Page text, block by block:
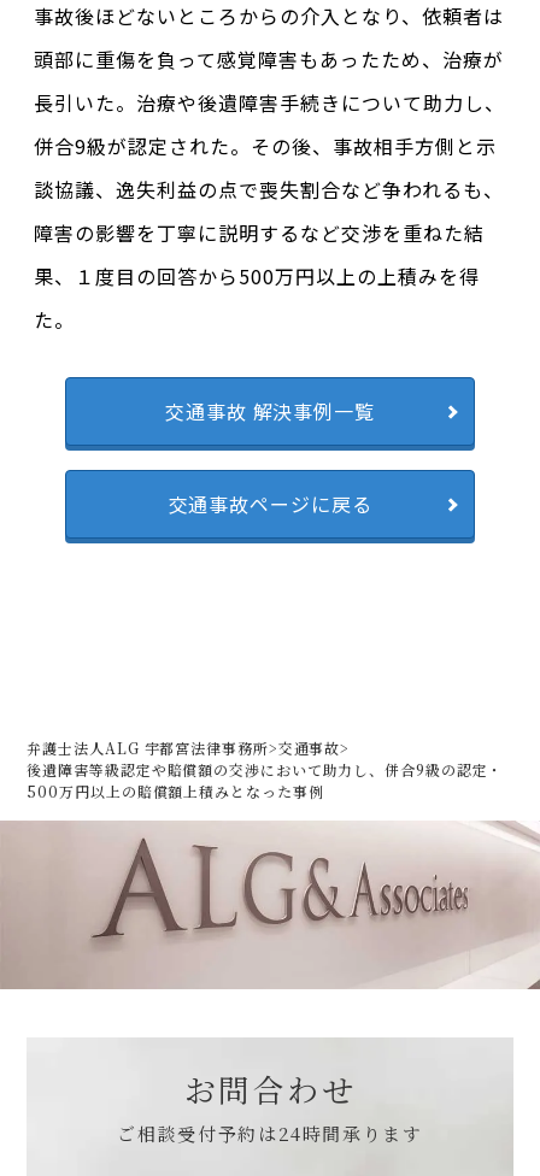
事故後ほどないところからの介入となり、依頼者は
頭部に重傷を負って感覚障害もあったため、治療が
長引いた。治療や後遺障害手続きについて助力し、
併合9級が認定された。その後、事故相手方側と示
談協議、逸失利益の点で喪失割合など争われるも、
障害の影響を丁寧に説明するなど交渉を重ねた結
果、１度目の回答から500万円以上の上積みを得
た。
交通事故 解決事例一覧
交通事故ページに戻る
弁護士法人ALG 宇都宮法律事務所>交通事故>
後遺障害等級認定や賠償額の交渉において助力し、併合9級の認定・
500万円以上の賠償額上積みとなった事例
お問合わせ
ご相談受付予約は24時間承ります